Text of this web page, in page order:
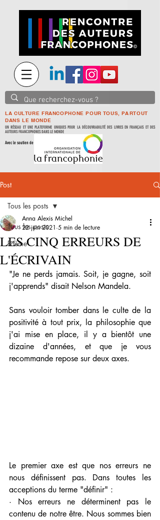
LA CULTURE FRANCOPHONE POUR TOUS, PARTOUT
DANS LE MONDE
UN RÉSEAU ET UNE PLATEFORME UNIQUES POUR LA DÉCOUVRABILITÉ DES LIVRES EN FRANÇAIS ET DES
AUTEURS FRANCOPHONES DANS LE MONDE
Avec le soutien de
Post
Tous les posts
Poème
Tous les posts
LES CINQ ERREURS DE
L'ÉCRIVAIN
Anna Alexis Michel
22 juin 2021 5 min de lecture
"Je ne perds jamais. Soit, je gagne, soit
j'apprends" disait Nelson Mandela.
Sans vouloir tomber dans le culte de la
positivité à tout prix, la philosophie que
j'ai mise en place, il y a bientôt une
dizaine d'années, et que je vous
recommande repose sur deux axes.
Le premier axe est que nos erreurs ne
nous définissent pas. Dans toutes les
acceptions du terme "définir" :
· Nos erreurs ne déterminent pas le
contenu de notre être. Nous sommes bien